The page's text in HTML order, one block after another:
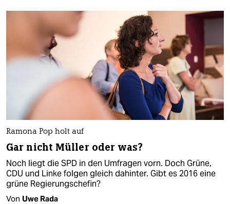
Ramona Pop holt auf
Gar nicht Müller oder was?
Noch liegt die SPD in den Umfragen vorn. Doch Grüne,
CDU und Linke folgen gleich dahinter. Gibt es 2016 eine
grüne Regierungschefin?
Von Uwe Rada